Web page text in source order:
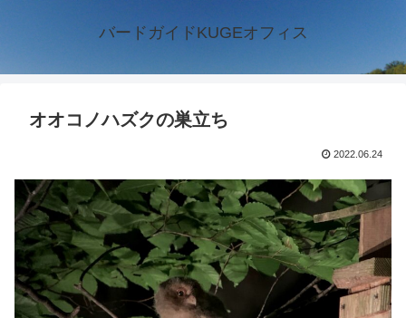
バードガイドKUGEオフィス
オオコノハズクの巣立ち
2022.06.24